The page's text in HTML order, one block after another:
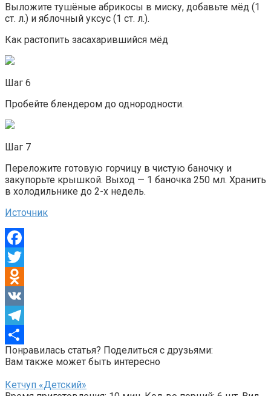
Выложите тушёные абрикосы в миску, добавьте мёд (1
ст. л.) и яблочный уксус (1 ст. л.).
Как растопить засахарившийся мёд
Шаг 6
Пробейте блендером до однородности.
Шаг 7
Переложите готовую горчицу в чистую баночку и
закупорьте крышкой. Выход — 1 баночка 250 мл. Хранить
в холодильнике до 2-х недель.
Источник
Facebook
Twitter
Odnoklassniki
VK
Telegram
Отправить
Понравилась статья? Поделиться с друзьями:
Вам также может быть интересно
Кетчуп «Детский»